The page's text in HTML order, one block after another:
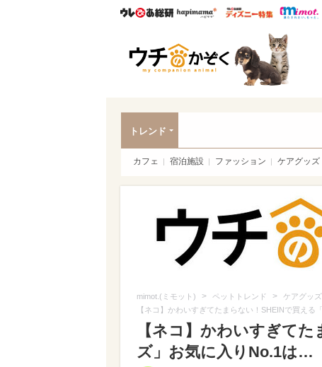
ウレぴあ総研ハピママ* ウレぴ
トレンド
カフェ 宿泊施設 ファッション ケアグッズ
mimot.(ミモット) > ペットトレンド > ケアグッズ
【ネコ】かわいすぎてたまらない！SHEINで買える
【ネコ】かわいすぎて
ズ」お気に入りNo.1は…